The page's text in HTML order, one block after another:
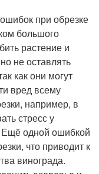
при обрезке
большого
растение и
не оставлять
как они могут
вред всему
например, в
стресс у
Ещё одной ошибкой
что приводит к
винограда.